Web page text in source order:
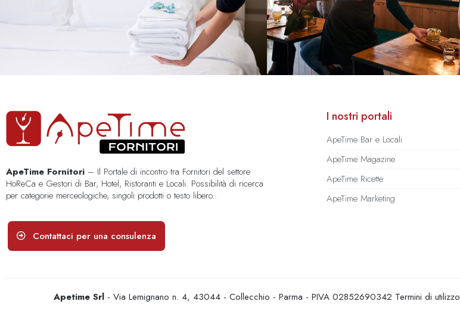
ApeTime Fornitori – Il Portale di incontro tra Fornitori del settore
HoReCa e Gestori di Bar, Hotel, Ristoranti e Locali. Possibilità di ricerca
per categorie merceologiche, singoli prodotti o testo libero..
Contattaci per una consulenza
I nostri portali
ApeTime Bar e Locali
ApeTime Magazine
ApeTime Ricette
ApeTime Marketing
Apetime Srl - Via Lemignano n. 4, 43044 - Collecchio - Parma - PIVA 02852690342 Termini di utilizzo